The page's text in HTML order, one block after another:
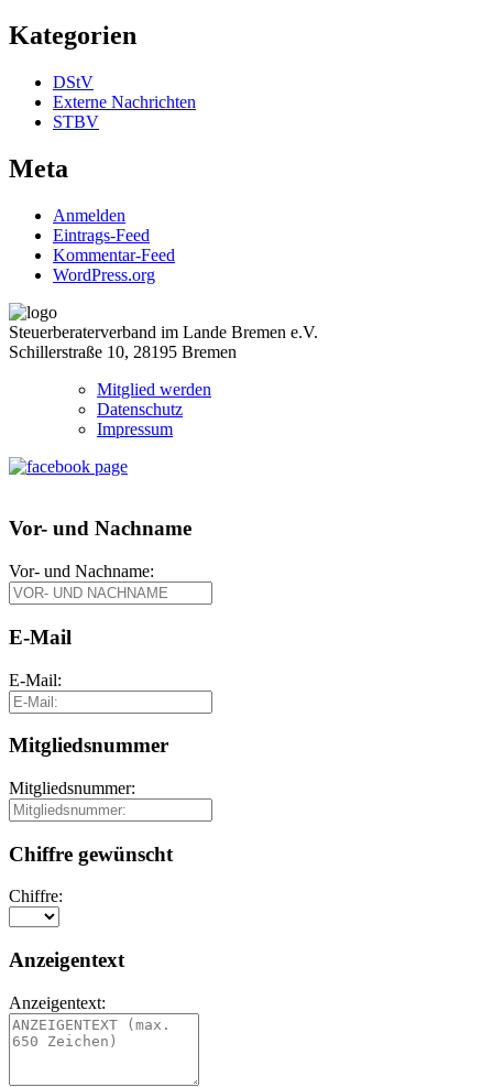
Kategorien
DStV
Externe Nachrichten
STBV
Meta
Anmelden
Eintrags-Feed
Kommentar-Feed
WordPress.org
Steuerberaterverband im Lande Bremen e.V.
Schillerstraße 10, 28195 Bremen
Mitglied werden
Datenschutz
Impressum
Vor- und Nachname
Vor- und Nachname:
E-Mail
E-Mail:
Mitgliedsnummer
Mitgliedsnummer:
Chiffre gewünscht
Chiffre:
Anzeigentext
Anzeigentext: